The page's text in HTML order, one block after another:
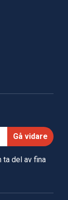
Gå vidare
ta del av fina